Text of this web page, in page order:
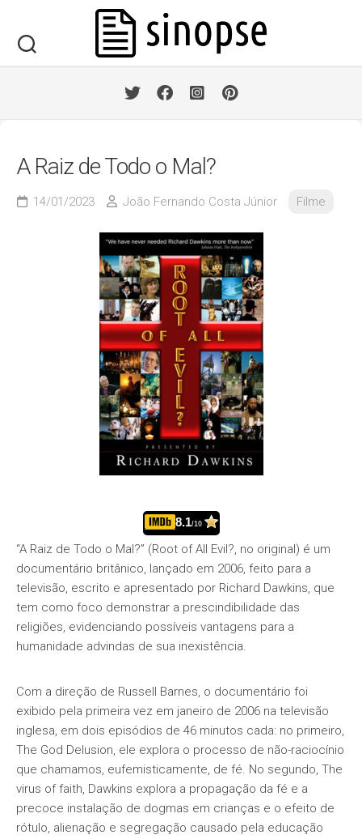
content
A Raiz de Todo o Mal?
14/01/2023 João Fernando Costa Júnior Filme
8.1/10
“A Raiz de Todo o Mal?” (Root of All Evil?, no original) é um
documentário britânico, lançado em 2006, feito para a
televisão, escrito e apresentado por Richard Dawkins, que
tem como foco demonstrar a prescindibilidade das
religiões, evidenciando possíveis vantagens para a
humanidade advindas de sua inexistência.
Com a direção de Russell Barnes, o documentário foi
exibido pela primeira vez em janeiro de 2006 na televisão
inglesa, em dois episódios de 46 minutos cada: no primeiro,
The God Delusion, ele explora o processo de não-raciocínio
que chamamos, eufemisticamente, de fé. No segundo, The
virus of faith, Dawkins explora a propagação da fé e a
precoce instalação de dogmas em crianças e o efeito de
rótulo, alienação e segregação causado pela educação